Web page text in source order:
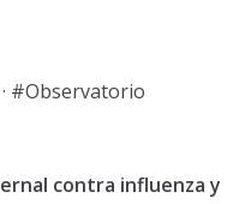
#Observatorio
contra influenza y